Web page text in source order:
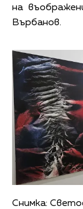
на
Върбанов.
Снимка: